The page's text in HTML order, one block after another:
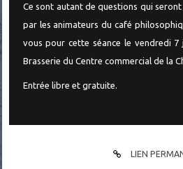
Ce sont autant de questions qui
par les animateurs du café
vous pour cette séance le vendredi 7
Brasserie du Centre commercial de la
Entrée libre et gratuite.
LIEN